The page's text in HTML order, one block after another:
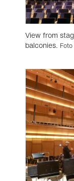
View from
balconies.